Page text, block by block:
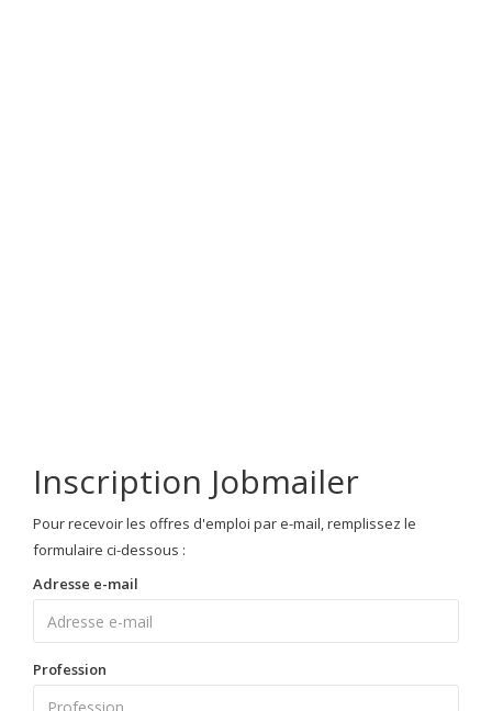
Inscription Jobmailer
Pour recevoir les offres d'emploi par e-mail, remplissez le
formulaire ci-dessous :
Adresse e-mail
Profession